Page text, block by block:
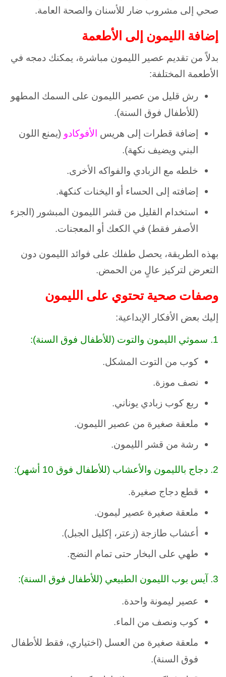
صحي إلى مشروب ضار للأسنان والصحة العامة.
إضافة الليمون إلى الأطعمة
بدلاً من تقديم عصير الليمون مباشرة، يمكنك دمجه في
الأطعمة المختلفة:
رش قليل من عصير الليمون على السمك المطهو
(للأطفال فوق السنة).
إضافة قطرات إلى هريس الأفوكادو (يمنع اللون
البني ويضيف نكهة).
خلطه مع الزبادي والفواكه الأخرى.
إضافته إلى الحساء أو اليخنات كنكهة.
استخدام القليل من قشر الليمون المبشور (الجزء
الأصفر فقط) في الكعك أو المعجنات.
بهذه الطريقة، يحصل طفلك على فوائد الليمون دون
التعرض لتركيز عالٍ من الحمض.
وصفات صحية تحتوي على الليمون
إليك بعض الأفكار الإبداعية:
1. سموثي الليمون والتوت (للأطفال فوق السنة):
كوب من التوت المشكل.
نصف موزة.
ربع كوب زبادي يوناني.
ملعقة صغيرة من عصير الليمون.
رشة من قشر الليمون.
2. دجاج بالليمون والأعشاب (للأطفال فوق 10 أشهر):
قطع دجاج صغيرة.
ملعقة صغيرة عصير ليمون.
أعشاب طازجة (زعتر، إكليل الجبل).
طهي على البخار حتى تمام النضج.
3. آيس بوب الليمون الطبيعي (للأطفال فوق السنة):
عصير ليمونة واحدة.
كوب ونصف من الماء.
ملعقة صغيرة من العسل (اختياري، فقط للأطفال
فوق السنة).